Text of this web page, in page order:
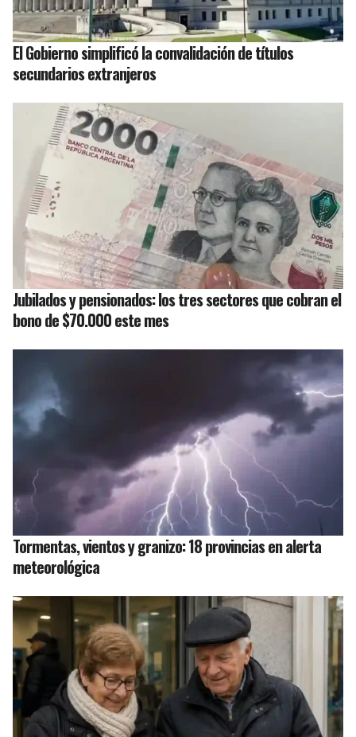
El Gobierno simplificó la convalidación de títulos
secundarios extranjeros
Jubilados y pensionados: los tres sectores que cobran el
bono de $70.000 este mes
Tormentas, vientos y granizo: 18 provincias en alerta
meteorológica